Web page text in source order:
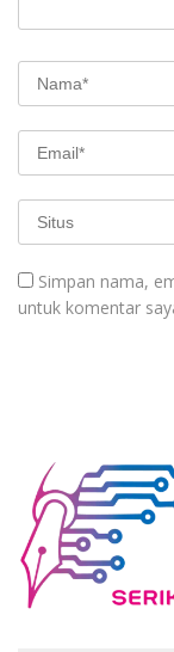
Simpan nama,
untuk komentar